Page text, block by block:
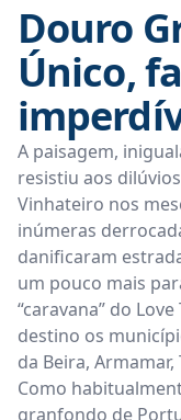
Douro
Único,
A paisagem,
resistiu aos
Vinhateiro nos
inúmeras
danificaram
um pouco mais
“caravana” do
destino os
da Beira, Armamar,
Como
granfondo de